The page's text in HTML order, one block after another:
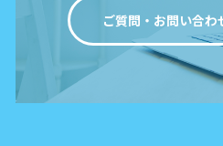
ご質問・お問い合わ